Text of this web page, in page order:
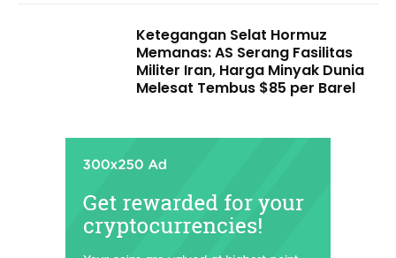
Ketegangan Selat Hormuz
Memanas: AS Serang Fasilitas
Militer Iran, Harga Minyak Dunia
Melesat Tembus $85 per Barel